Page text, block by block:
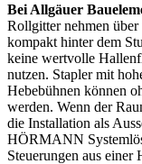
Bei Allgäuer
Rollgitter nehmen
kompakt hinter dem
keine wertvolle
nutzen. Stapler mit
Hebebühnen können
werden. Wenn der
die Installation als
HÖRMANN
Steuerungen aus einer